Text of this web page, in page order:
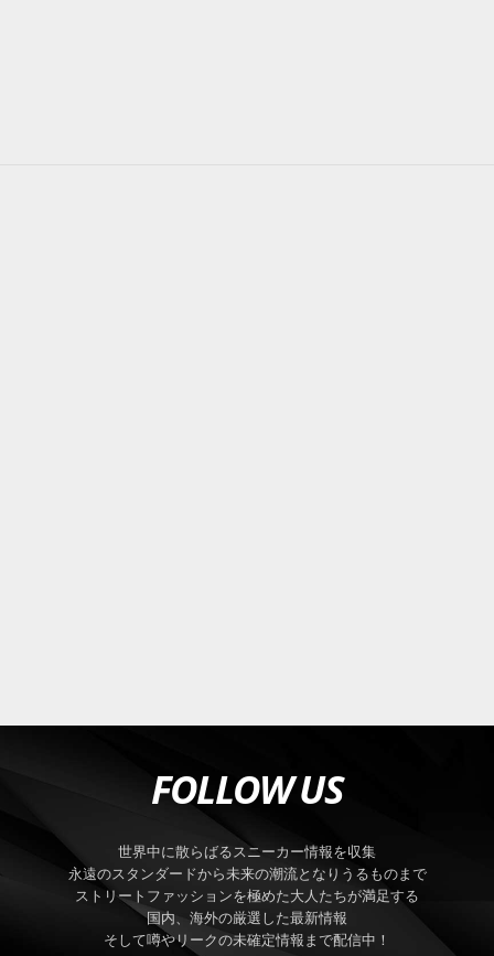
FOLLOW US
世界中に散らばるスニーカー情報を収集
永遠のスタンダードから未来の潮流となりうるものまで
ストリートファッションを極めた大人たちが満足する
国内、海外の厳選した最新情報
そして噂やリークの未確定情報まで配信中！